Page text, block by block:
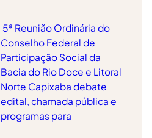
5ª Reunião Ordinária do
Conselho Federal de
Participação Social da
Bacia do Rio Doce e Litoral
Norte Capixaba debate
edital, chamada pública e
programas para